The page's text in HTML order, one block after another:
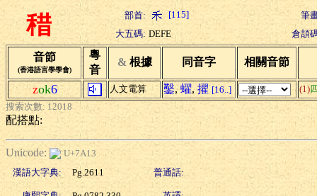
稓 部首: [115]
筆
大五碼: DEFE 倉頡
音節
(香港語言學學會)
粵
音
& 根據 同音字 相關音節
zok6 人文電算 鑿, 蠗, 擢 [16..] (1)
搜索次數: 12018
配搭點:
Unicode:
U+7A13
漢語大字典:
Pg.2611 普通話: